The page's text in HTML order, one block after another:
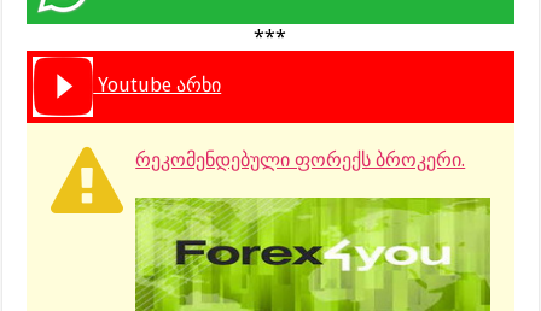
***
Youtube არხი
რეკომენდებული ფორექს ბროკერი.